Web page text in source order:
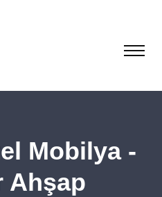
Mobilya -
Ahşap